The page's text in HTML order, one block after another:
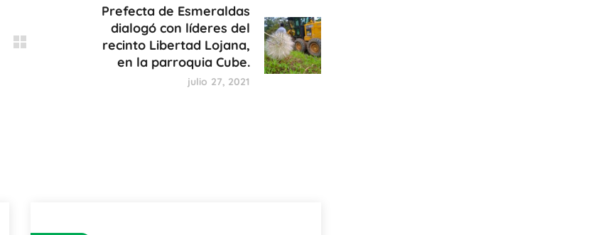
Prefecta de Esmeraldas
dialogó con líderes del
recinto Libertad Lojana,
en la parroquia Cube.
julio 27, 2021